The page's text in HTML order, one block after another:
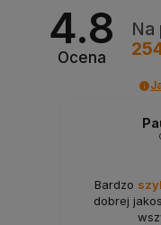
4.8
Ocena
Na
Bardzo
dobrej